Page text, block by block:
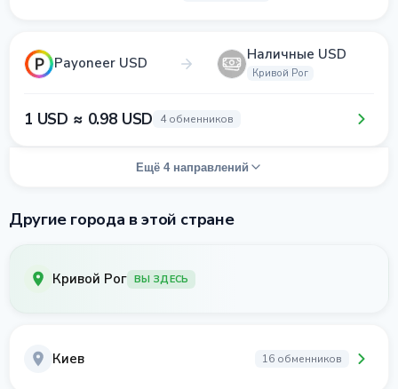
Payoneer USD Наличные USD
Кривой Рог
1 USD ≈ 0.98 USD 4 обменников
Ещё 4 направлений
Другие города в этой стране
Кривой Рог ВЫ ЗДЕСЬ
Киев 16 обменников